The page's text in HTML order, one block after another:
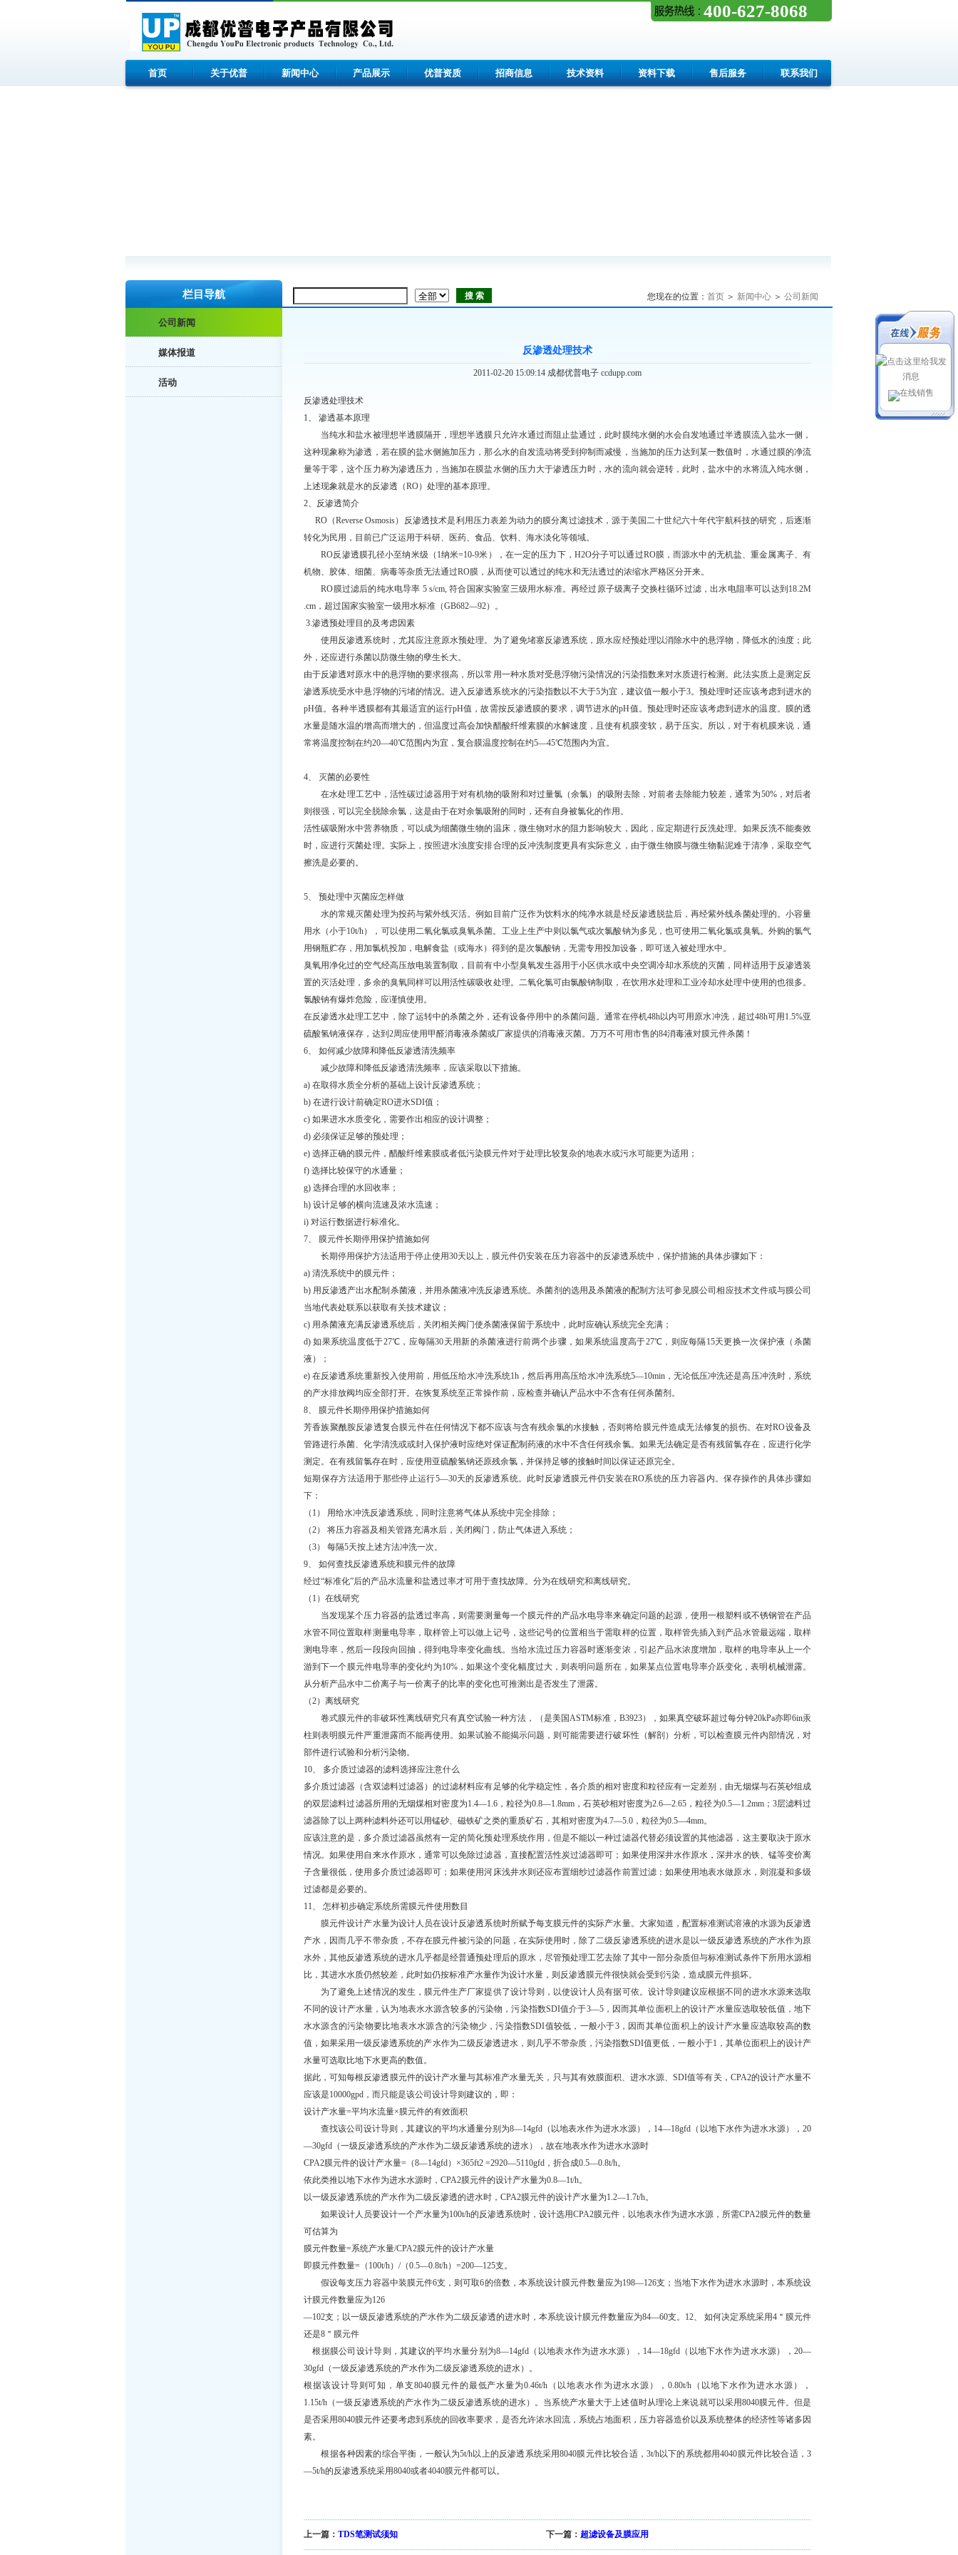
400-627-8068
首页 关于优普 新闻中心 产品展示 优普资质 招商信息 技术资料 资料下载 售后服务 联系我们
栏目导航
公司新闻
媒体报道
活动
您现在的位置： 首页 ＞ 新闻中心 ＞ 公司新闻
反渗透处理技术
2011-02-20 15:09:14 成都优普电子 ccdupp.com
反渗透处理技术
1、 渗透基本原理
当纯水和盐水被理想半透膜隔开，理想半透膜只允许水通过而阻止盐通过，此时膜纯水侧的水会自发地通过半透膜流入盐水一侧，
这种现象称为渗透，若在膜的盐水侧施加压力，那么水的自发流动将受到抑制而减慢，当施加的压力达到某一数值时，水通过膜的净流
量等于零，这个压力称为渗透压力，当施加在膜盐水侧的压力大于渗透压力时，水的流向就会逆转，此时，盐水中的水将流入纯水侧，
上述现象就是水的反渗透（RO）处理的基本原理。
2、反渗透简介
RO（Reverse Osmosis）反渗透技术是利用压力表差为动力的膜分离过滤技术，源于美国二十世纪六十年代宇航科技的研究，后逐渐
转化为民用，目前已广泛运用于科研、医药、食品、饮料、海水淡化等领域。
RO反渗透膜孔径小至纳米级（1纳米=10-9米），在一定的压力下，H2O分子可以通过RO膜，而源水中的无机盐、重金属离子、有
机物、胶体、细菌、病毒等杂质无法通过RO膜，从而使可以透过的纯水和无法透过的浓缩水严格区分开来。
RO膜过滤后的纯水电导率 5 s/cm, 符合国家实验室三级用水标准。再经过原子级离子交换柱循环过滤，出水电阻率可以达到18.2M
.cm，超过国家实验室一级用水标准（GB682—92）。
3.渗透预处理目的及考虑因素
使用反渗透系统时，尤其应注意原水预处理。为了避免堵塞反渗透系统，原水应经预处理以消除水中的悬浮物，降低水的浊度；此
外，还应进行杀菌以防微生物的孽生长大。
由于反渗透对原水中的悬浮物的要求很高，所以常用一种水质对受悬浮物污染情况的污染指数来对水质进行检测。此法实质上是测定反
渗透系统受水中悬浮物的污堵的情况。进入反渗透系统水的污染指数以不大于5为宜，建议值一般小于3。预处理时还应该考虑到进水的
pH值。各种半透膜都有其最适宜的运行pH值，故需按反渗透膜的要求，调节进水的pH值。预处理时还应该考虑到进水的温度。膜的透
水量是随水温的增高而增大的，但温度过高会加快醋酸纤维素膜的水解速度，且使有机膜变软，易于压实。所以，对于有机膜来说，通
常将温度控制在约20—40℃范围内为宜，复合膜温度控制在约5—45℃范围内为宜。
4、 灭菌的必要性
在水处理工艺中，活性碳过滤器用于对有机物的吸附和对过量氯（余氯）的吸附去除，对前者去除能力较差，通常为50%，对后者
则很强，可以完全脱除余氯，这是由于在对余氯吸附的同时，还有自身被氯化的作用。
活性碳吸附水中营养物质，可以成为细菌微生物的温床，微生物对水的阻力影响较大，因此，应定期进行反洗处理。如果反洗不能奏效
时，应进行灭菌处理。实际上，按照进水浊度安排合理的反冲洗制度更具有实际意义，由于微生物膜与微生物黏泥难于清净，采取空气
擦洗是必要的。
5、 预处理中灭菌应怎样做
水的常规灭菌处理为投药与紫外线灭活。例如目前广泛作为饮料水的纯净水就是经反渗透脱盐后，再经紫外线杀菌处理的。小容量
用水（小于10t/h），可以使用二氧化氯或臭氧杀菌。工业上生产中则以氯气或次氯酸钠为多见，也可使用二氧化氯或臭氧。外购的氯气
用钢瓶贮存，用加氯机投加，电解食盐（或海水）得到的是次氯酸钠，无需专用投加设备，即可送入被处理水中。
臭氧用净化过的空气经高压放电装置制取，目前有中小型臭氧发生器用于小区供水或中央空调冷却水系统的灭菌，同样适用于反渗透装
置的灭活处理，多余的臭氧同样可以用活性碳吸收处理。二氧化氯可由氯酸钠制取，在饮用水处理和工业冷却水处理中使用的也很多。
氯酸钠有爆炸危险，应谨慎使用。
在反渗透水处理工艺中，除了运转中的杀菌之外，还有设备停用中的杀菌问题。通常在停机48h以内可用原水冲洗，超过48h可用1.5%亚
硫酸氢钠液保存，达到2周应使用甲醛消毒液杀菌或厂家提供的消毒液灭菌。万万不可用市售的84消毒液对膜元件杀菌！
6、 如何减少故障和降低反渗透清洗频率
减少故障和降低反渗透清洗频率，应该采取以下措施。
a) 在取得水质全分析的基础上设计反渗透系统；
b) 在进行设计前确定RO进水SDI值；
c) 如果进水水质变化，需要作出相应的设计调整；
d) 必须保证足够的预处理；
e) 选择正确的膜元件，醋酸纤维素膜或者低污染膜元件对于处理比较复杂的地表水或污水可能更为适用；
f) 选择比较保守的水通量；
g) 选择合理的水回收率；
h) 设计足够的横向流速及浓水流速；
i) 对运行数据进行标准化。
7、 膜元件长期停用保护措施如何
长期停用保护方法适用于停止使用30天以上，膜元件仍安装在压力容器中的反渗透系统中，保护措施的具体步骤如下：
a) 清洗系统中的膜元件；
b) 用反渗透产出水配制杀菌液，并用杀菌液冲洗反渗透系统。杀菌剂的选用及杀菌液的配制方法可参见膜公司相应技术文件或与膜公司
当地代表处联系以获取有关技术建议；
c) 用杀菌液充满反渗透系统后，关闭相关阀门使杀菌液保留于系统中，此时应确认系统完全充满；
d) 如果系统温度低于27℃，应每隔30天用新的杀菌液进行前两个步骤，如果系统温度高于27℃，则应每隔15天更换一次保护液（杀菌
液）；
e) 在反渗透系统重新投入使用前，用低压给水冲洗系统1h，然后再用高压给水冲洗系统5—10min，无论低压冲洗还是高压冲洗时，系统
的产水排放阀均应全部打开。在恢复系统至正常操作前，应检查并确认产品水中不含有任何杀菌剂。
8、 膜元件长期停用保护措施如何
芳香族聚酰胺反渗透复合膜元件在任何情况下都不应该与含有残余氯的水接触，否则将给膜元件造成无法修复的损伤。在对RO设备及
管路进行杀菌、化学清洗或或封入保护液时应绝对保证配制药液的水中不含任何残余氯。如果无法确定是否有残留氯存在，应进行化学
测定。在有残留氯存在时，应使用亚硫酸氢钠还原残余氯，并保持足够的接触时间以保证还原完全。
短期保存方法适用于那些停止运行5—30天的反渗透系统。此时反渗透膜元件仍安装在RO系统的压力容器内。保存操作的具体步骤如
下：
（1） 用给水冲洗反渗透系统，同时注意将气体从系统中完全排除；
（2） 将压力容器及相关管路充满水后，关闭阀门，防止气体进入系统；
（3） 每隔5天按上述方法冲洗一次。
9、 如何查找反渗透系统和膜元件的故障
经过“标准化”后的产品水流量和盐透过率才可用于查找故障。分为在线研究和离线研究。
（1）在线研究
当发现某个压力容器的盐透过率高，则需要测量每一个膜元件的产品水电导率来确定问题的起源，使用一根塑料或不锈钢管在产品
水管不同位置取样测量电导率，取样管上可以做上记号，这些记号的位置相当于需取样的位置，取样管先插入到产品水管最远端，取样
测电导率，然后一段段向回抽，得到电导率变化曲线。当给水流过压力容器时逐渐变浓，引起产品水浓度增加，取样的电导率从上一个
游到下一个膜元件电导率的变化约为10%，如果这个变化幅度过大，则表明问题所在，如果某点位置电导率介跃变化，表明机械泄露。
从分析产品水中二价离子与一价离子的比率的变化也可推测出是否发生了泄露。
（2）离线研究
卷式膜元件的非破坏性离线研究只有真空试验一种方法，（是美国ASTM标准，B3923），如果真空破坏超过每分钟20kPa亦即6in汞
柱则表明膜元件严重泄露而不能再使用。如果试验不能揭示问题，则可能需要进行破坏性（解剖）分析，可以检查膜元件内部情况，对
部件进行试验和分析污染物。
10、 多介质过滤器的滤料选择应注意什么
多介质过滤器（含双滤料过滤器）的过滤材料应有足够的化学稳定性，各介质的相对密度和粒径应有一定差别，由无烟煤与石英砂组成
的双层滤料过滤器所用的无烟煤相对密度为1.4—1.6，粒径为0.8—1.8mm，石英砂相对密度为2.6—2.65，粒径为0.5—1.2mm；3层滤料过
滤器除了以上两种滤料外还可以用锰砂、磁铁矿之类的重质矿石，其相对密度为4.7—5.0，粒径为0.5—4mm。
应该注意的是，多介质过滤器虽然有一定的简化预处理系统作用，但是不能以一种过滤器代替必须设置的其他滤器，这主要取决于原水
情况。如果使用自来水作原水，通常可以免除过滤器，直接配置活性炭过滤器即可；如果使用深井水作原水，深井水的铁、锰等变价离
子含量很低，使用多介质过滤器即可；如果使用河床浅井水则还应布置细纱过滤器作前置过滤；如果使用地表水做原水，则混凝和多级
过滤都是必要的。
11、 怎样初步确定系统所需膜元件使用数目
膜元件设计产水量为设计人员在设计反渗透系统时所赋予每支膜元件的实际产水量。大家知道，配置标准测试溶液的水源为反渗透
产水，因而几乎不带杂质，不存在膜元件被污染的问题，在实际使用时，除了二级反渗透系统的进水是以一级反渗透系统的产水作为原
水外，其他反渗透系统的进水几乎都是经普通预处理后的原水，尽管预处理工艺去除了其中一部分杂质但与标准测试条件下所用水源相
比，其进水水质仍然较差，此时如仍按标准产水量作为设计水量，则反渗透膜元件很快就会受到污染，造成膜元件损坏。
为了避免上述情况的发生，膜元件生产厂家提供了设计导则，以使设计人员有据可依。设计导则建议应根据不同的进水水源来选取
不同的设计产水量，认为地表水水源含较多的污染物，污染指数SDI值介于3—5，因而其单位面积上的设计产水量应选取较低值，地下
水水源含的污染物要比地表水水源含的污染物少，污染指数SDI值较低，一般小于3，因而其单位面积上的设计产水量应选取较高的数
值，如果采用一级反渗透系统的产水作为二级反渗透进水，则几乎不带杂质，污染指数SDI值更低，一般小于1，其单位面积上的设计产
水量可选取比地下水更高的数值。
据此，可知每根反渗透膜元件的设计产水量与其标准产水量无关，只与其有效膜面积、进水水源、SDI值等有关，CPA2的设计产水量不
应该是10000gpd，而只能是该公司设计导则建议的，即：
设计产水量=平均水流量×膜元件的有效面积
查找该公司设计导则，其建议的平均水通量分别为8—14gfd（以地表水作为进水水源），14—18gfd（以地下水作为进水水源），20
—30gfd（一级反渗透系统的产水作为二级反渗透系统的进水），故在地表水作为进水水源时
CPA2膜元件的设计产水量=（8—14gfd）×365ft2 =2920—5110gfd，折合成0.5—0.8t/h。
依此类推以地下水作为进水水源时，CPA2膜元件的设计产水量为0.8—1t/h。
以一级反渗透系统的产水作为二级反渗透的进水时，CPA2膜元件的设计产水量为1.2—1.7t/h。
如果设计人员要设计一个产水量为100t/h的反渗透系统时，设计选用CPA2膜元件，以地表水作为进水水源，所需CPA2膜元件的数量
可估算为
膜元件数量=系统产水量/CPA2膜元件的设计产水量
即膜元件数量=（100t/h）/（0.5—0.8t/h）=200—125支。
假设每支压力容器中装膜元件6支，则可取6的倍数，本系统设计膜元件数量应为198—126支；当地下水作为进水水源时，本系统设
计膜元件数量应为126
—102支；以一级反渗透系统的产水作为二级反渗透的进水时，本系统设计膜元件数量应为84—60支。12、 如何决定系统采用4＂膜元件
还是8＂膜元件
根据膜公司设计导则，其建议的平均水量分别为8—14gfd（以地表水作为进水水源），14—18gfd（以地下水作为进水水源），20—
30gfd（一级反渗透系统的产水作为二级反渗透系统的进水）。
根据该设计导则可知，单支8040膜元件的最低产水量为0.46t/h（以地表水作为进水水源），0.80t/h（以地下水作为进水水源），
1.15t/h（一级反渗透系统的产水作为二级反渗透系统的进水）。当系统产水量大于上述值时从理论上来说就可以采用8040膜元件。但是
是否采用8040膜元件还要考虑到系统的回收率要求，是否允许浓水回流，系统占地面积，压力容器造价以及系统整体的经济性等诸多因
素。
根据各种因素的综合平衡，一般认为5t/h以上的反渗透系统采用8040膜元件比较合适，3t/h以下的系统都用4040膜元件比较合适，3
—5t/h的反渗透系统采用8040或者4040膜元件都可以。
上一篇： TDS笔测试须知 下一篇： 超滤设备及膜应用
在线销售